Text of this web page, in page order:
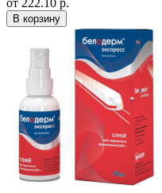
от 222.10 р.
В корзину